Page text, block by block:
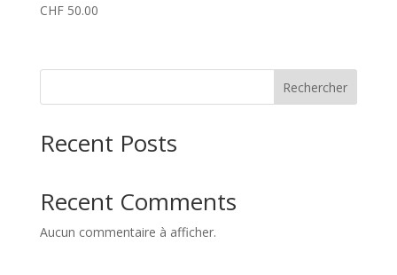
CHF50.00
Rechercher
Recent Posts
Recent Comments
Aucun commentaire à afficher.